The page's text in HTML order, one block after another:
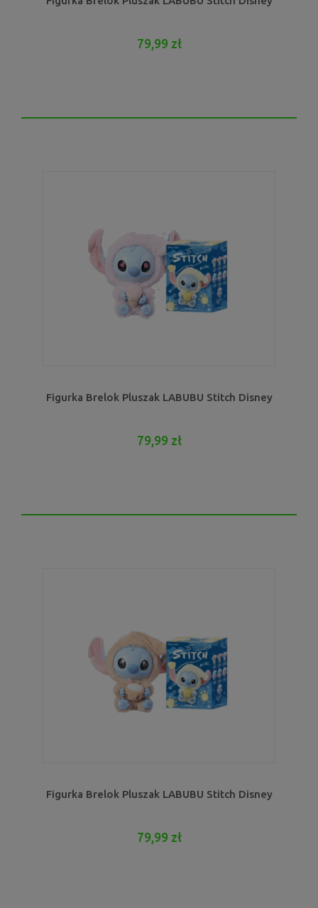
79,99 zł
Figurka Brelok Pluszak LABUBU Stitch Disney
79,99 zł
Figurka Brelok Pluszak LABUBU Stitch Disney
79,99 zł